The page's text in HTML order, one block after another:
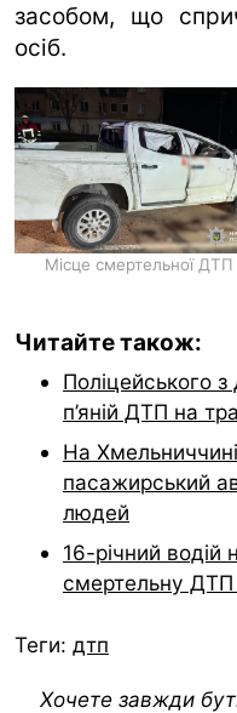
засобом, що
осіб.
Місце смертельної
Читайте також:
Поліцейського
п’яній ДТП на
На
пасажирський
людей
16-річний водій
смертельну ДТП
Теги: дтп
Хочете завжди